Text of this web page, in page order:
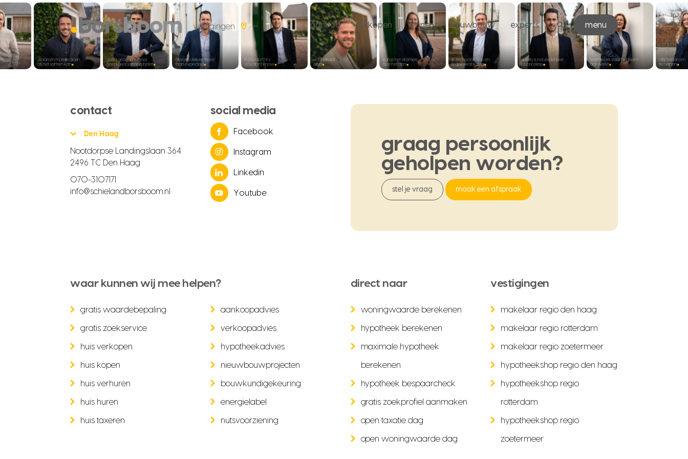
vestigingen aanbod verkopen wonen nieuwbouw experts menu
contact
Den Haag
Nootdorpse Landingslaan 364
2496 TC Den Haag
070-3107171
info@schielandborsboom.nl
social media
Facebook
Instagram
Linkedin
Youtube
graag persoonlijk
geholpen worden?
stel je vraag maak een afspraak
waar kunnen wij mee helpen?
gratis waardebepaling
gratis zoekservice
huis verkopen
huis kopen
huis verhuren
huis huren
huis taxeren
aankoopadvies
verkoopadvies
hypotheekadvies
nieuwbouwprojecten
bouwkundigekeuring
energielabel
nutsvoorziening
direct naar
woningwaarde berekenen
hypotheek berekenen
maximale hypotheek
berekenen
hypotheek bespaarcheck
gratis zoekprofiel aanmaken
open taxatie dag
open woningwaarde dag
vestigingen
makelaar regio den haag
makelaar regio rotterdam
makelaar regio zoetermeer
hypotheekshop regio den haag
hypotheekshop regio
rotterdam
hypotheekshop regio
zoetermeer